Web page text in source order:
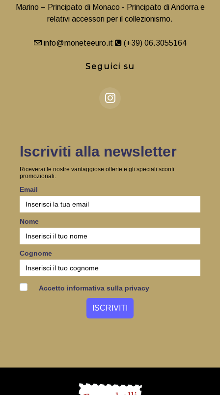
Marino – Principato di Monaco - Principato di Andorra e
relativi accessori per il collezionismo.
info@moneteeuro.it (+39) 06.3055164
Seguici su
Iscriviti alla newsletter
Riceverai le nostre vantaggiose offerte e gli speciali sconti
promozionali.
Email
Nome
Cognome
Accetto informativa sulla privacy